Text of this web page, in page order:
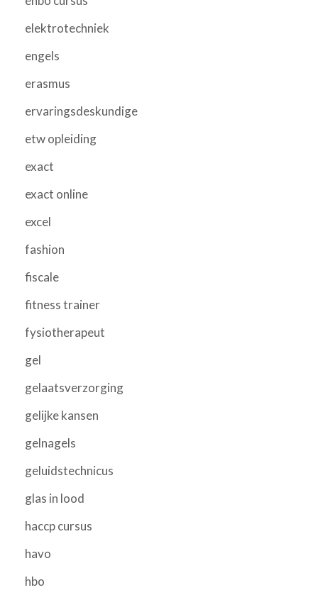
elektrotechniek
engels
erasmus
ervaringsdeskundige
etw opleiding
exact
exact online
excel
fashion
fiscale
fitness trainer
fysiotherapeut
gel
gelaatsverzorging
gelijke kansen
gelnagels
geluidstechnicus
glas in lood
haccp cursus
havo
hbo